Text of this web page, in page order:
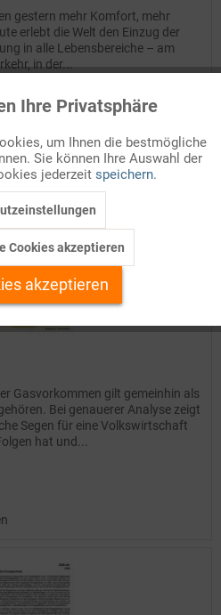
gestern mehr Komfort, mehr
erlebt die Welt den Einzug der
in alle Lebensbereiche – am
in der...
Gasvorkommen gilt gemeinhin als
Bei genauerer Analyse zeigt
Segen für eine Volkswirtschaft
hat und...
Aktiv
Inaktiv
Inaktiv
Ihre Privatsphäre
um Ihnen die bestmögliche
Sie können Ihre Auswahl der
jederzeit speichern.
Cookies akzeptieren
akzeptieren